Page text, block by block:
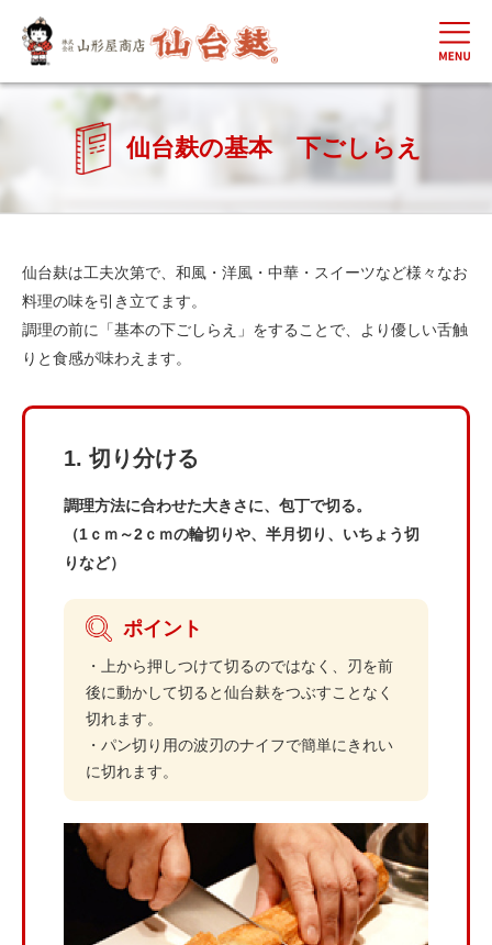
仙台麸の基本 下ごしらえ
仙台麸は工夫次第で、和風・洋風・中華・スイーツなど様々なお
料理の味を引き立てます。
調理の前に「基本の下ごしらえ」をすることで、より優しい舌触
りと食感が味わえます。
1. 切り分ける
調理方法に合わせた大きさに、包丁で切る。
（1ｃｍ～2ｃｍの輪切りや、半月切り、いちょう切
りなど）
ポイント
・上から押しつけて切るのではなく、刃を前
後に動かして切ると仙台麸をつぶすことなく
切れます。
・パン切り用の波刃のナイフで簡単にきれい
に切れます。